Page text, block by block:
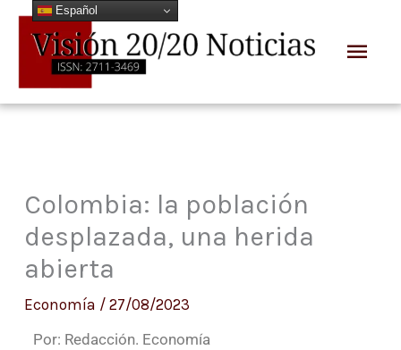
contenido
Colombia: la población
desplazada, una herida
abierta
Economía / 27/08/2023
Por: Redacción. Economía
Español